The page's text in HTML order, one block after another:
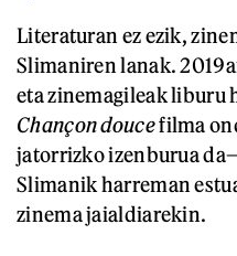
Literaturan ez ezik,
Slimaniren lanak.
eta zinemagileak liburu
Chançon doucefilma
jatorrizko izenburua
Slimanik harreman
zinema jaialdiarekin.